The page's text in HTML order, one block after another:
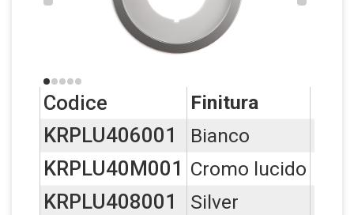
Codice Finitura
KRPLU406001 Bianco
KRPLU40M001 Cromo lucido
KRPLU408001 Silver